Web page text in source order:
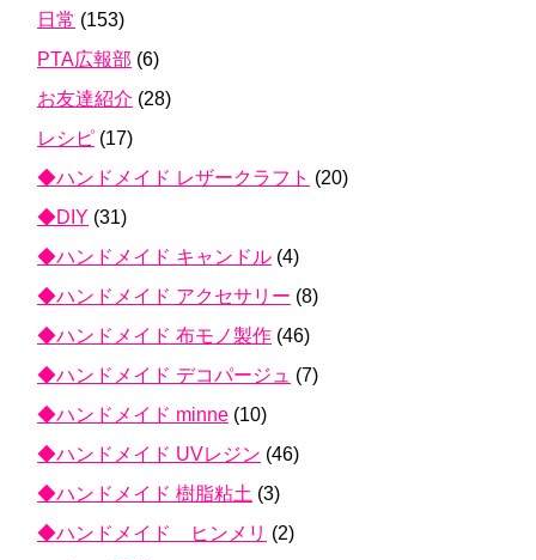
日常 (153)
PTA広報部 (6)
お友達紹介 (28)
レシピ (17)
◆ハンドメイド レザークラフト (20)
◆DIY (31)
◆ハンドメイド キャンドル (4)
◆ハンドメイド アクセサリー (8)
◆ハンドメイド 布モノ製作 (46)
◆ハンドメイド デコパージュ (7)
◆ハンドメイド minne (10)
◆ハンドメイド UVレジン (46)
◆ハンドメイド 樹脂粘土 (3)
◆ハンドメイド ヒンメリ (2)